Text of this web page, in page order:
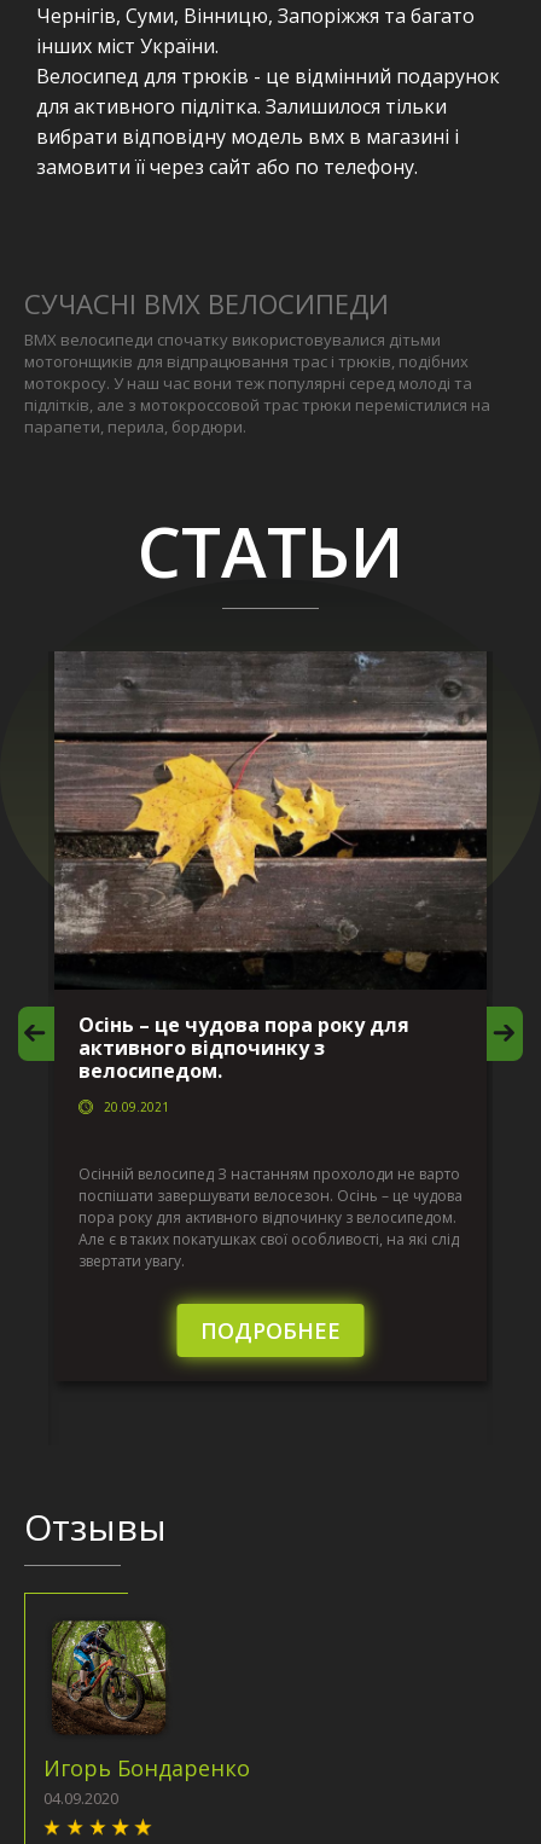
Чернігів, Суми, Вінницю, Запоріжжя та багато
інших міст України.
Велосипед для трюків - це відмінний подарунок
для активного підлітка. Залишилося тільки
вибрати відповідну модель вмх в магазині і
замовити її через сайт або по телефону.
СУЧАСНІ BMX ВЕЛОСИПЕДИ
BMX велосипеди спочатку використовувалися дітьми
мотогонщиків для відпрацювання трас і трюків, подібних
мотокросу. У наш час вони теж популярні серед молоді та
підлітків, але з мотокроссовой трас трюки перемістилися на
парапети, перила, бордюри.
СТАТЬИ
Осінь – це чудова пора року для
активного відпочинку з
велосипедом.
20.09.2021
Осінній велосипед З настанням прохолоди не варто
поспішати завершувати велосезон. Осінь – це чудова
пора року для активного відпочинку з велосипедом.
Але є в таких покатушках свої особливості, на які слід
звертати увагу.
ПОДРОБНЕЕ
Отзывы
Игорь Бондаренко
04.09.2020